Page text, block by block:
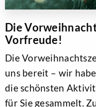
Die
Vorfreude!
Die
uns bereit – wir
die schönsten
für Sie gesammelt.